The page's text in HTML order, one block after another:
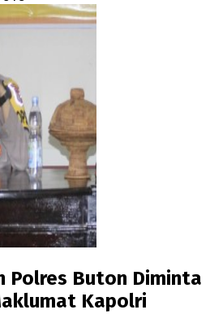
Polres Buton Diminta
Kapolri